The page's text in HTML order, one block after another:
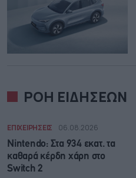
ΡΟΗ ΕΙΔΗΣΕΩΝ
ΕΠΙΧΕΙΡΗΣΕΙΣ 06.08.2026
Nintendo: Στα 934 εκατ. τα
καθαρά κέρδη χάρη στο
Switch 2